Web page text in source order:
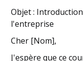
Objet :
l'entreprise
Cher [Nom],
J'espère que ce